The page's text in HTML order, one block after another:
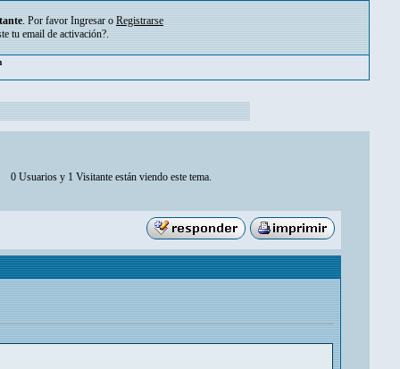
. Por favor Ingresar o Registrarse
tu email de activación?.
0 Usuarios y 1 Visitante están viendo este tema.